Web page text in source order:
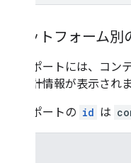
プラットフォーム
このレポートには、コ
示す統計情報が表示されま
このレポートの id は